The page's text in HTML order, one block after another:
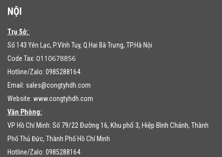
NỘI
Trụ Sở:
Số 143 Yên Lạc, P.Vĩnh Tuy, Q.Hai Bà Trưng, TP.Hà Nội
Code Tax: 0110678856
Hotline/Zalo: 0985288164
Email: sales@congtyhdh.com
Website: www.congtyhdh.com
Văn Phòng:
VP Hồ Chí Minh: Số 79/22 Đường 16, Khu phố 3, Hiệp Bình Chánh, Thành
Phố Thủ Đức, Thành Phố Hồ Chí Minh
Hotline/Zalo: 0985288164